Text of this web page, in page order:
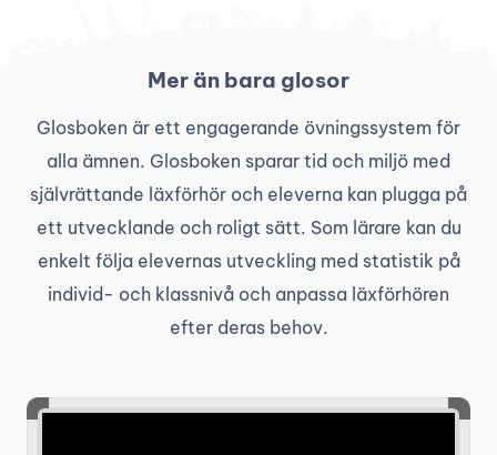
Mer än bara glosor
Glosboken är ett engagerande övningssystem för
alla ämnen. Glosboken sparar tid och miljö med
självrättande läxförhör och eleverna kan plugga på
ett utvecklande och roligt sätt. Som lärare kan du
enkelt följa elevernas utveckling med statistik på
individ- och klassnivå och anpassa läxförhören
efter deras behov.